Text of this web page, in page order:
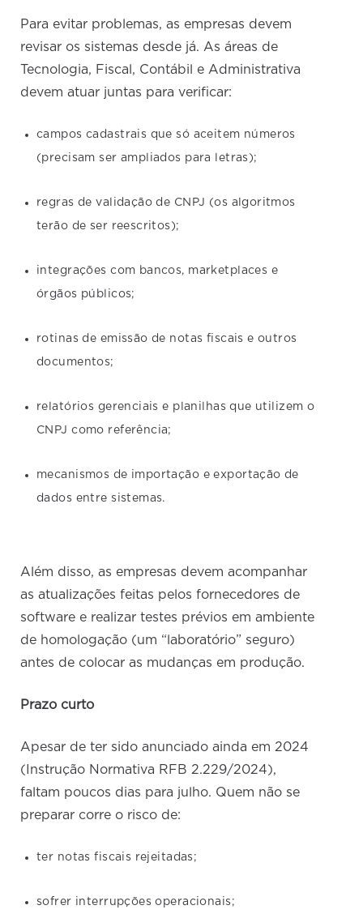
Para evitar problemas, as empresas devem
revisar os sistemas desde já. As áreas de
Tecnologia, Fiscal, Contábil e Administrativa
devem atuar juntas para verificar:
campos cadastrais que só aceitem números
(precisam ser ampliados para letras);
regras de validação de CNPJ (os algoritmos
terão de ser reescritos);
integrações com bancos, marketplaces e
órgãos públicos;
rotinas de emissão de notas fiscais e outros
documentos;
relatórios gerenciais e planilhas que utilizem o
CNPJ como referência;
mecanismos de importação e exportação de
dados entre sistemas.
Além disso, as empresas devem acompanhar
as atualizações feitas pelos fornecedores de
software e realizar testes prévios em ambiente
de homologação (um “laboratório” seguro)
antes de colocar as mudanças em produção.
Prazo curto
Apesar de ter sido anunciado ainda em 2024
(Instrução Normativa RFB 2.229/2024),
faltam poucos dias para julho. Quem não se
preparar corre o risco de:
ter notas fiscais rejeitadas;
sofrer interrupções operacionais;